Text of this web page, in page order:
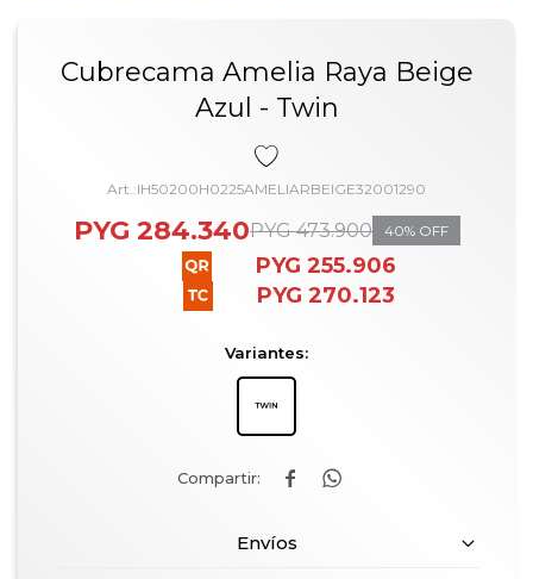
Cubrecama Amelia Raya Beige
Azul - Twin
IH50200H0225AMELIARBEIGE32001290
PYG 284.340PYG 473.900 40
PYG 255.906
PYG 270.123
Variantes:
 
Envíos